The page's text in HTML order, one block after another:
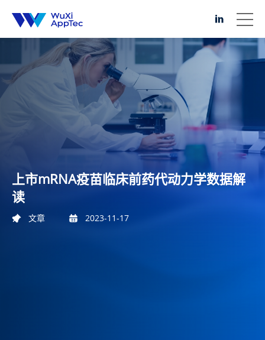
上市mRNA疫苗临床前药代动力学数据解
读
文章 2023-11-17